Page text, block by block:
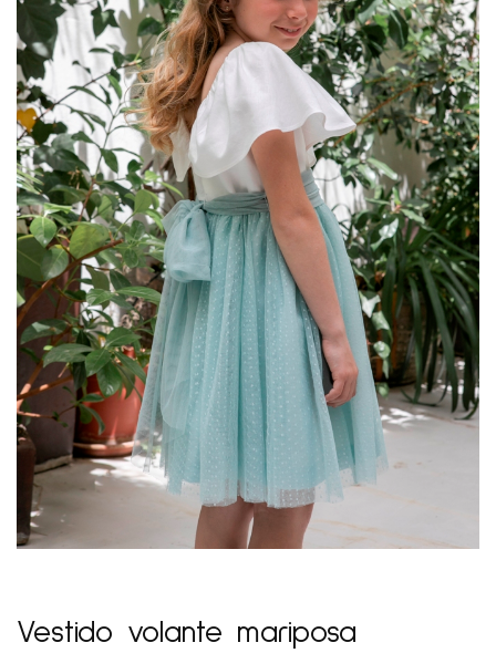
Vestido volante mariposa